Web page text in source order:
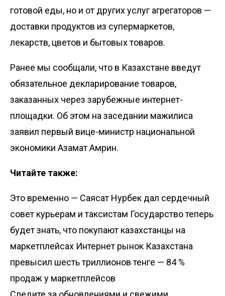
готовой еды, но и от других услуг агрегаторов —
доставки продуктов из супермаркетов,
лекарств, цветов и бытовых товаров.
Ранее мы сообщали, что в Казахстане введут
обязательное декларирование товаров,
заказанных через зарубежные интернет-
площадки. Об этом на заседании мажилиса
заявил первый вице-министр национальной
экономики Азамат Амрин.
Читайте также:
Это временно — Саясат Нурбек дал сердечный
совет курьерам и таксистам Государство теперь
будет знать, что покупают казахстанцы на
маркетплейсах Интернет рынок Казахстана
превысил шесть триллионов тенге — 84 %
продаж у маркетплейсов